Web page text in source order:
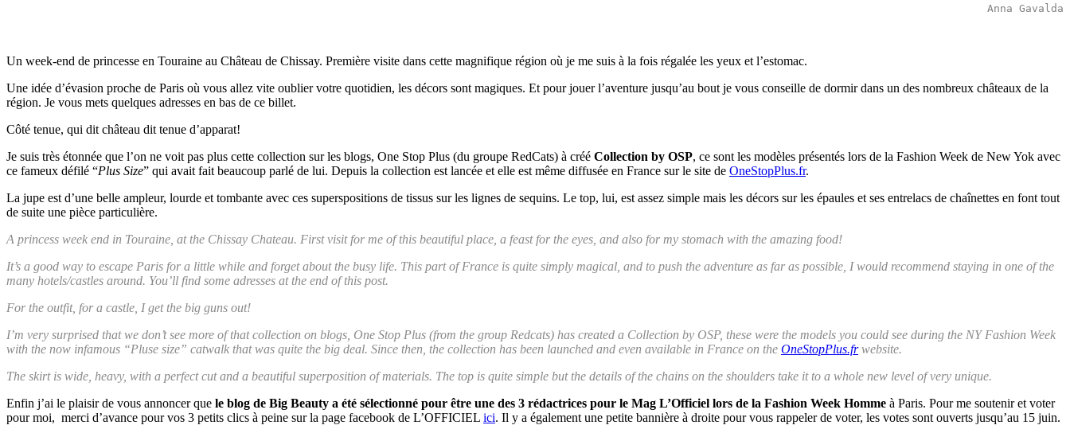
Anna Gavalda
Un week-end de princesse en Touraine au Château de Chissay. Première visite dans cette magnifique région où je me suis à la fois régalée les yeux et l’estomac.
Une idée d’évasion proche de Paris où vous allez vite oublier votre quotidien, les décors sont magiques. Et pour jouer l’aventure jusqu’au bout je vous conseille de dormir dans un des nombreux châteaux de la
région. Je vous mets quelques adresses en bas de ce billet.
Côté tenue, qui dit château dit tenue d’apparat!
Je suis très étonnée que l’on ne voit pas plus cette collection sur les blogs, One Stop Plus (du groupe RedCats) à créé Collection by OSP, ce sont les modèles présentés lors de la Fashion Week de New Yok avec
ce fameux défilé “Plus Size” qui avait fait beaucoup parlé de lui. Depuis la collection est lancée et elle est même diffusée en France sur le site de OneStopPlus.fr.
La jupe est d’une belle ampleur, lourde et tombante avec ces superspositions de tissus sur les lignes de sequins. Le top, lui, est assez simple mais les décors sur les épaules et ses entrelacs de chaînettes en font tout
de suite une pièce particulière.
A princess week end in Touraine, at the Chissay Chateau. First visit for me of this beautiful place, a feast for the eyes, and also for my stomach with the amazing food!
It’s a good way to escape Paris for a little while and forget about the busy life. This part of France is quite simply magical, and to push the adventure as far as possible, I would recommend staying in one of the
many hotels/castles around. You’ll find some adresses at the end of this post.
For the outfit, for a castle, I get the big guns out!
I’m very surprised that we don’t see more of that collection on blogs, One Stop Plus (from the group Redcats) has created a Collection by OSP, these were the models you could see during the NY Fashion Week
with the now infamous “Pluse size” catwalk that was quite the big deal. Since then, the collection has been launched and even available in France on the OneStopPlus.frwebsite.
The skirt is wide, heavy, with a perfect cut and a beautiful superposition of materials. The top is quite simple but the details of the chains on the shoulders take it to a whole new level of very unique.
Enfin j’ai le plaisir de vous annoncer que le blog de Big Beauty a été sélectionné pour être une des 3 rédactrices pour le Mag L’Officiel lors de la Fashion Week Homme à Paris. Pour me soutenir et voter
pour moi, merci d’avance pour vos 3 petits clics à peine sur la page facebook de L’OFFICIEL ici. Il y a également une petite bannière à droite pour vous rappeler de voter, les votes sont ouverts jusqu’au 15 juin.